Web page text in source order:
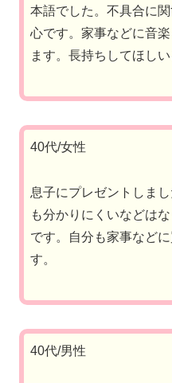
本語でした。不具合に
心です。家事などに音
ます。長持ちしてほしい
40代/女性
息子にプレゼントしま
も分かりにくいなどは
です。自分も家事など
す。
40代/男性